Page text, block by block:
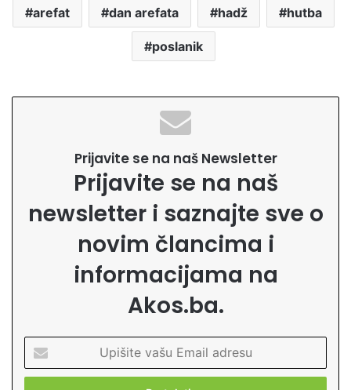
arefat dan arefata hadž hutba
poslanik
Prijavite se na naš Newsletter
Prijavite se na naš
newsletter i saznajte sve o
novim člancima i
informacijama na
Akos.ba.
i